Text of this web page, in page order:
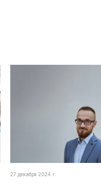
27 декабря 2024 г.